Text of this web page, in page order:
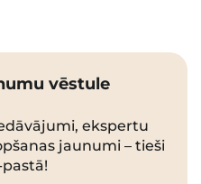
vēstule
ekspertu
jaunumi – tieši
pastā!